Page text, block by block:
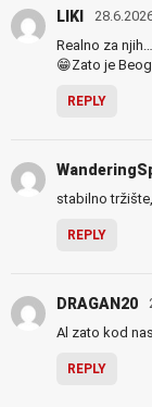
LIKI
Realno za
😁Zato je
REPLY
stabilno
REPLY
DRAGAN20
Al zato kod
REPLY